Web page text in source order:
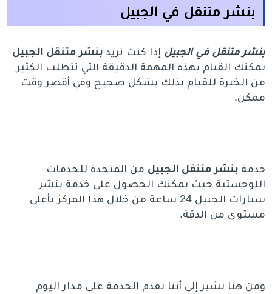
بنشر متنقل في الجبيل
بنشر متنقل في الجبيل إذا كنت تريدبنشر متنقل الجبيل
يمكنك القيام بهذه المهمة الدقيقة التي تتطلب الكثير
من الخبرة للقيام بذلك بشكل صحيح وفي أقصر وقت
ممكن.
خدمةبنشر متنقل الجبيل من المتحدة للخدمات
اللوجستية حيث يمكنك الحصول على خدمة بنشر
سيارات الجبيل 24 ساعة من خلال هذا المركز بأعلى
مستوى من الدقة.
ومن هنا نشير إلى أننا نقدم الخدمة على مدار اليوم